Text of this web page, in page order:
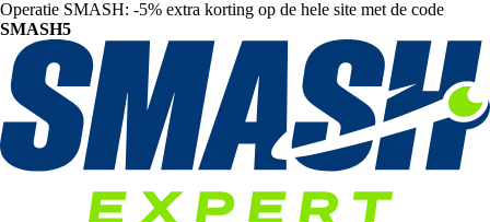
Operatie SMASH: -5% extra korting op de hele site met de code
SMASH5